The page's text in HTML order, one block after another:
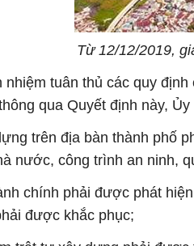
Từ 12/12/2019,
nhiệm tuân thủ các quy
qua Quyết định này,
trên địa bàn thành phố
nước, công trình an ninh,
chính phải được phát
được khắc phục;